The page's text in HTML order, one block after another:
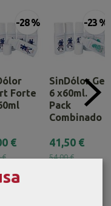
-28 %
Forte
€
€
-23 %
SinDólor Gel
6 x60ml.
Pack
Combinado
41,50 €
54,00 €